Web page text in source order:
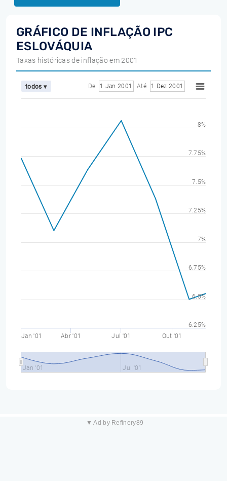
GRÁFICO DE INFLAÇÃO IPC
ESLOVÁQUIA
Taxas históricas de inflação em 2001
todos ▾ De 1 Jan 2001 Até 1 Dez 2001
Jan '01 Abr '01 Jul '01 Out '01
Jan '01 Jul '01
6.25%
6.5%
6.75%
7%
7.25%
7.5%
7.75%
8%
▼ Ad by Refinery89